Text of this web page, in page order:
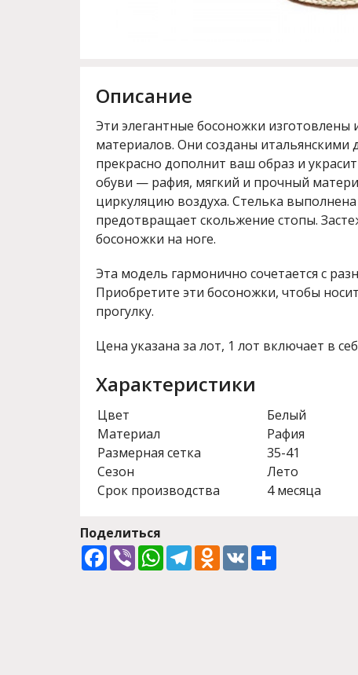
Описание
Эти элегантные босоножки изготовлены
материалов. Они созданы итальянскими
прекрасно дополнит ваш образ и
обуви — рафия, мягкий и прочный
циркуляцию воздуха. Стелька
предотвращает скольжение стопы.
босоножки на ноге.
Эта модель гармонично сочетается с
Приобретите эти босоножки, чтобы
прогулку.
Цена указана за лот, 1 лот включает в
Характеристики
Цвет
Белый
Материал
Рафия
Размерная сетка
35-41
Сезон
Лето
Срок производства
4 месяца
Поделиться
Facebook
ViberWhatsApp
TelegramOdnoklassniki
VK